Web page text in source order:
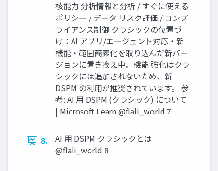
核能力 分析情報と分析 / すぐに使える
ポリシー / データ リスク評価 / コンプ
ライアンス制御 クラシックの位置づ
け：AI アプリ/エージェント対応・新
機能・範囲簡素化を取り込んだ新バー
ジョンに置き換え中。機能 強化はクラ
シックには追加されないため、新
DSPM の利用が推奨されています。 参
考: AI 用 DSPM (クラシック) について
| Microsoft Learn @flali_world 7
8.
AI 用 DSPM クラシックとは
@flali_world 8